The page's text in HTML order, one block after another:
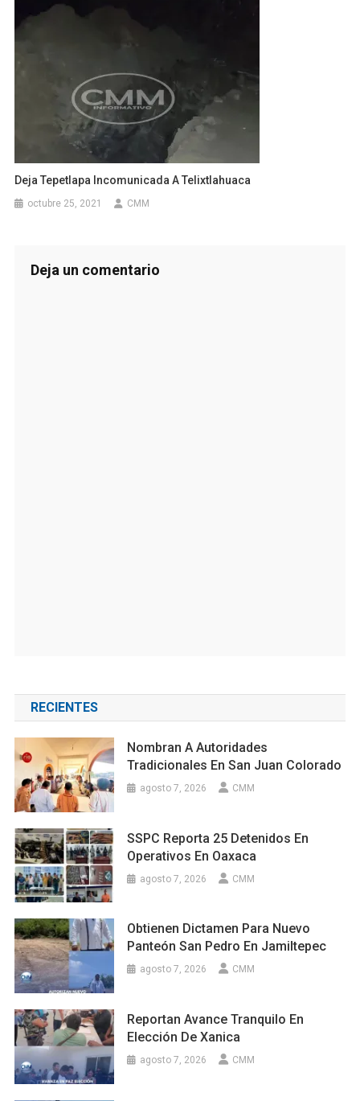
Deja Tepetlapa Incomunicada A Telixtlahuaca
octubre 25, 2021 CMM
Deja un comentario
RECIENTES
Nombran A Autoridades
Tradicionales En San Juan Colorado
agosto 7, 2026 CMM
SSPC Reporta 25 Detenidos En
Operativos En Oaxaca
agosto 7, 2026 CMM
Obtienen Dictamen Para Nuevo
Panteón San Pedro En Jamiltepec
agosto 7, 2026 CMM
Reportan Avance Tranquilo En
Elección De Xanica
agosto 7, 2026 CMM